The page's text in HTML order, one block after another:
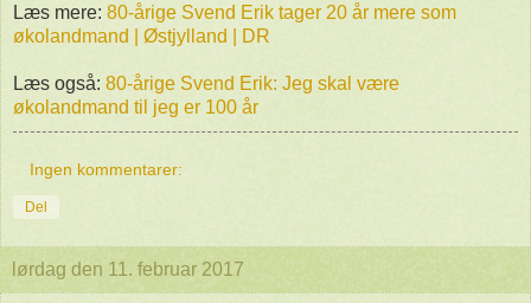
Læs mere: 80-årige Svend Erik tager 20 år mere som
økolandmand | Østjylland | DR
Læs også: 80-årige Svend Erik: Jeg skal være
økolandmand til jeg er 100 år
Ingen kommentarer:
Del
lørdag den 11. februar 2017